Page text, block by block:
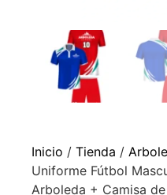
Inicio / Tienda /
Uniforme Fútbol
Arboleda + Camisa